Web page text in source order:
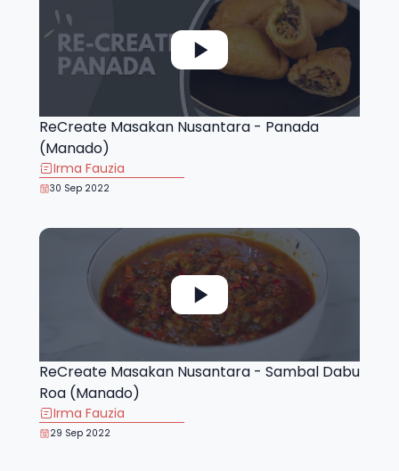
ReCreate Masakan Nusantara - Panada
(Manado)
Irma Fauzia
30 Sep 2022
ReCreate Masakan Nusantara - Sambal Dabu
Roa (Manado)
Irma Fauzia
29 Sep 2022